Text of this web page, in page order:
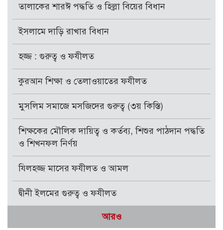
তালাকের শারঈ পদ্ধতি ও হিল্লা বিয়ের বিধান
ইসলামে দাড়ি রাখার বিধান
হজ্জ : গুরুত্ব ও ফযীলত
কুরআন শিক্ষা ও তেলাওয়াতের ফযীলত
মুসলিম সমাজে মসজিদের গুরুত্ব (৩য় কিস্তি)
শিক্ষকের মৌলিক দায়িত্ব ও কর্তব্য, শিশুর পাঠদান পদ্ধতি
ও শিখনফল নির্ণয়
যিলহজ্জ মাসের ফযীলত ও আমল
দ্বীনী ইলমের গুরুত্ব ও ফযীলত
আরও